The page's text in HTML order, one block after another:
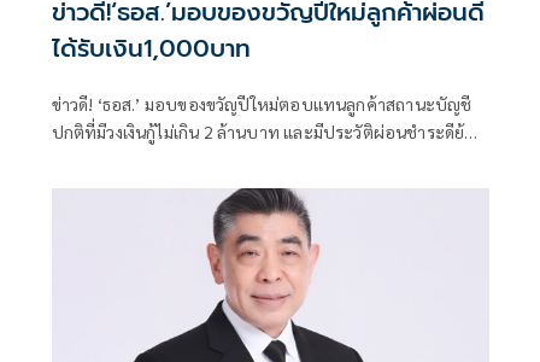
ข่าวดี!‘ธอส.’มอบของขวัญปีใหม่ลูกค้าผ่อนดี
ได้รับเงิน1,000บาท
ข่าวดี! ‘ธอส.’ มอบของขวัญปีใหม่ตอบแทนลูกค้าสถานะบัญชี
ปกติที่มีวงเงินกู้ไม่เกิน 2 ล้านบาท และมีประวัติผ่อนชำระดีย้อน